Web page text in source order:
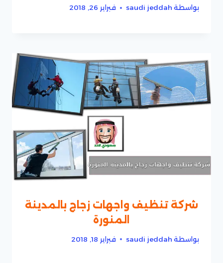
بواسطة saudi jeddah فبراير 26, 2018
شركة تنظيف واجهات زجاج بالمدينة
المنورة
بواسطة saudi jeddah فبراير 18, 2018